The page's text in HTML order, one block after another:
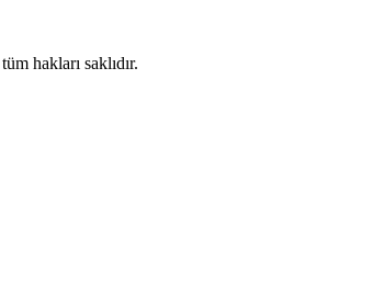
hakları saklıdır.